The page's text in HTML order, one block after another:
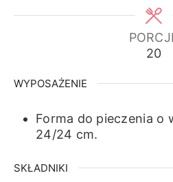
20
WYPOSAŻENIE
Forma do pieczenia o
24/24 cm.
SKŁADNIKI